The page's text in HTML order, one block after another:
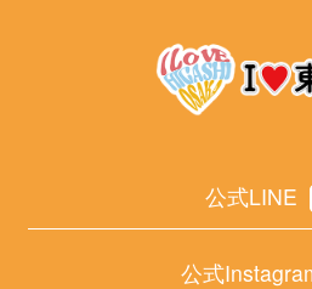
公式LINE
公式